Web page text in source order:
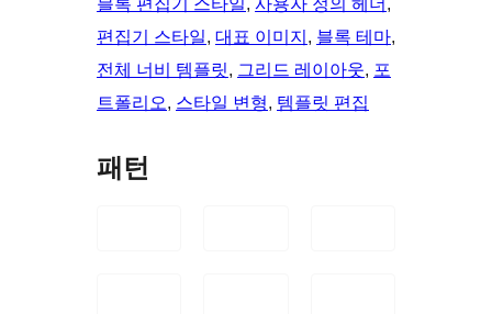
편집기 스타일, 대표 이미지 , 블록 테마
전체 너비 템플릿, 그리드 레이아웃, 포
트폴리오, 스타일 변형, 템플릿 편집
패턴